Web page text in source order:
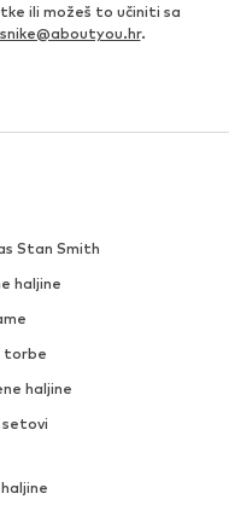
ili možeš to učiniti sa
.
Stan Smith
haljine
torbe
haljine
setovi